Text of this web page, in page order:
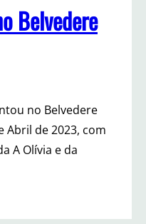
Belvedere
no Belvedere
Abril de 2023, com
A Olívia e da